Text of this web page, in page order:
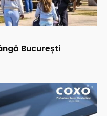
București